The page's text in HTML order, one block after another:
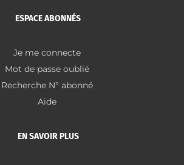
ESPACE ABONNÉS
Je me connecte
Mot de passe oublié
Recherche N° abonné
Aide
EN SAVOIR PLUS